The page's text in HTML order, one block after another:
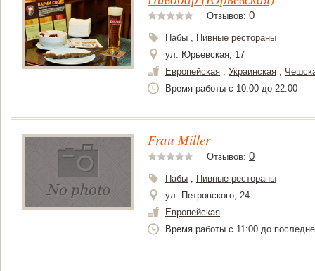
Отзывов: 0
Пабы , Пивные рестораны
ул. Юрьевская, 17
Европейская , Украинская ,
Время работы c 10:00 до 22:00
Frau Miller
Отзывов: 0
Пабы , Пивные рестораны
ул. Петровского, 24
Европейская
Время работы с 11:00 до